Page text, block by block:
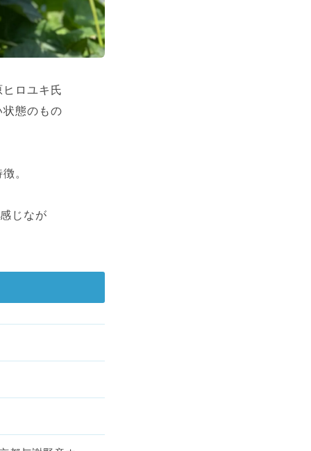
ロユキ氏
態のもの
。
じなが